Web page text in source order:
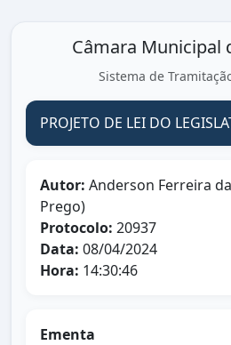
Câmara Municipal
Sistema de
PROJETO DE LEI DO
Autor: Anderson Ferreira
Prego)
Protocolo: 20937
Data: 08/04/2024
Hora: 14:30:46
Ementa